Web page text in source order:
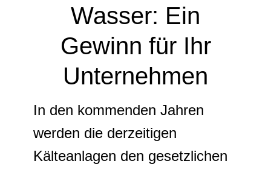
Wasser: Ein
Gewinn für Ihr
Unternehmen
In den kommenden Jahren
werden die derzeitigen
Kälteanlagen den gesetzlichen